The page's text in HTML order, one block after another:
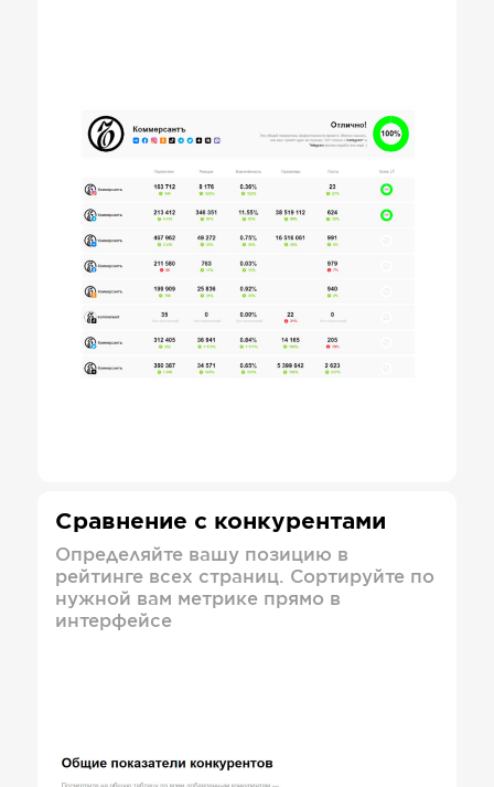
Сравнение с конкурентами
Определяйте вашу позицию в
рейтинге всех страниц. Сортируйте по
нужной вам метрике прямо в
интерфейсе